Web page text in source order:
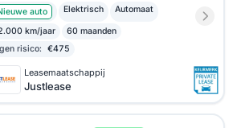
auto Elektrisch Automaat
km/jaar
60 maanden
risico:
€475
Leasemaatschappij
Justlease